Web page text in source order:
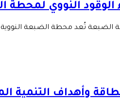
النووي لمحطة
الضبعة تُعد محطة الضبعة
وأهداف التنمية